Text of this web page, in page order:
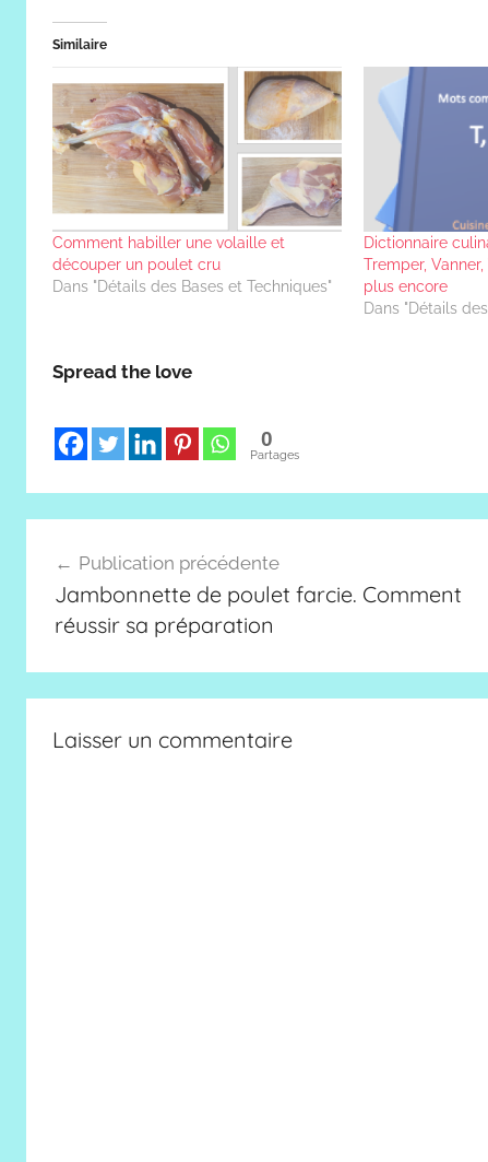
Similaire
Comment habiller une volaille et
découper un poulet cru
Dans "Détails des Bases et Techniques"
Dictionnaire
Tremper,
plus encore
Dans "Détails
Spread the love
0
Partages
de
l’article
Publication précédente
Jambonnette de poulet farcie. Comment
réussir sa préparation
Laisser un commentaire